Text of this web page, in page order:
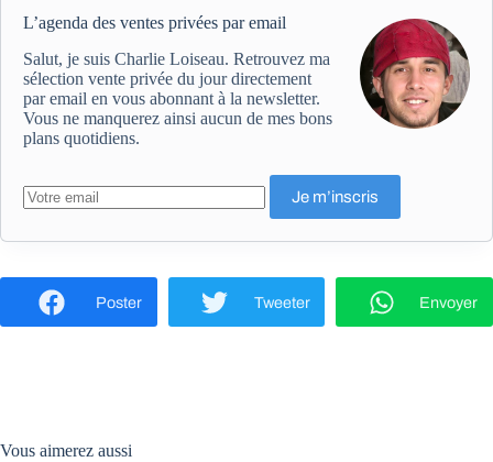
L’agenda des ventes privées par email
Salut, je suis Charlie Loiseau. Retrouvez ma
sélection vente privée du jour directement
par email en vous abonnant à la newsletter.
Vous ne manquerez ainsi aucun de mes bons
plans quotidiens.
Poster Tweeter Envoyer
Vous aimerez aussi